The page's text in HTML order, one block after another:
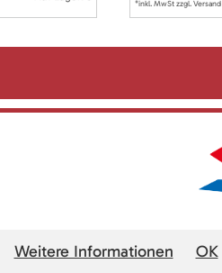
*inkl. MwSt zzgl. Versand
Weitere Informationen OK